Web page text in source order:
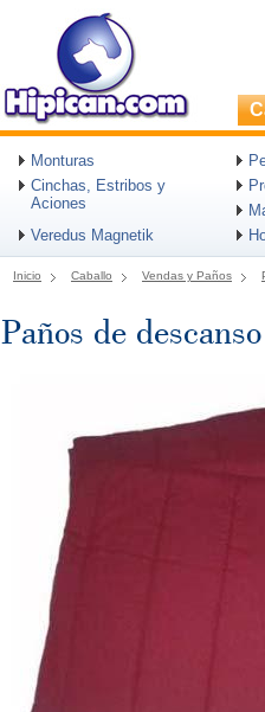
Monturas
Cinchas, Estribos y
Aciones
Veredus Magnetik
Inicio Caballo Vendas y Paños
Paños de